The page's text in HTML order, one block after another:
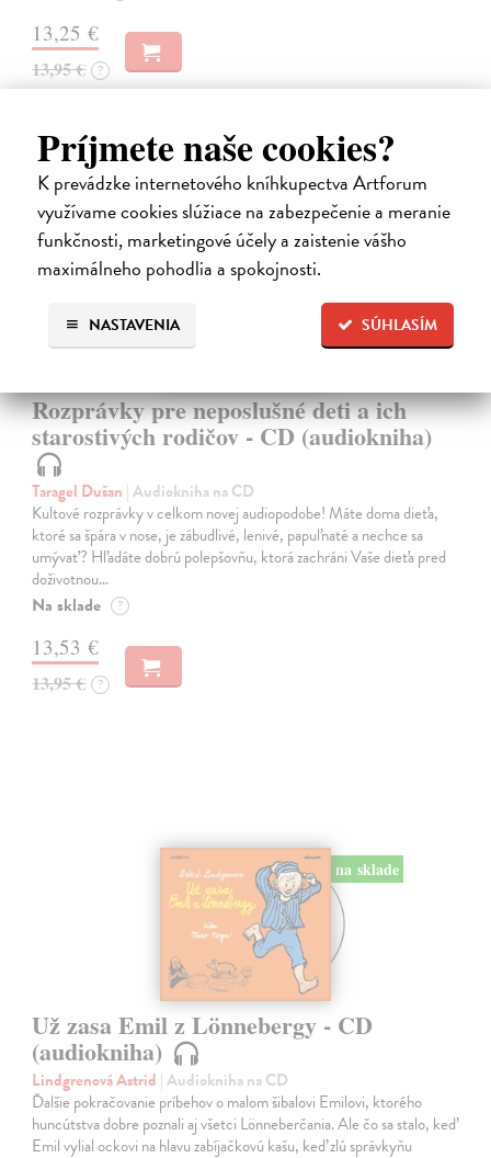
Príjmete naše cookies?
K prevádzke internetového kníhkupectva Artforum
využívame cookies slúžiace na zabezpečenie a meranie
funkčnosti, marketingové účely a zaistenie vášho
maximálneho pohodlia a spokojnosti.
SÚHLASÍM
NASTAVENIA
13,25 €
13,95 € ?
na sklade
Rozprávky pre neposlušné deti a ich
starostivých rodičov - CD (audiokniha)
Taragel Dušan | Audiokniha na CD
Kultové rozprávky v celkom novej audiopodobe! Máte doma dieťa,
ktoré sa špára v nose, je zábudlivé, lenivé, papuľnaté a nechce sa
umývať? Hľadáte dobrú polepšovňu, ktorá zachráni Vaše dieťa pred
doživotnou…
Na sklade ?
13,53 €
13,95 € ?
na sklade
Už zasa Emil z Lönnebergy - CD
(audiokniha)
Lindgrenová Astrid | Audiokniha na CD
Ďalšie pokračovanie príbehov o malom šibalovi Emilovi, ktorého
huncútstva dobre poznali aj všetci Lönneberčania. Ale čo sa stalo, keď
Emil vylial ockovi na hlavu zabíjačkovú kašu, keď zlú správkyňu